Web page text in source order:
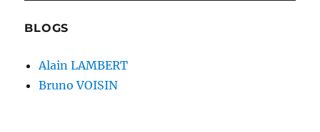
BLOGS
Alain LAMBERT
Bruno VOISIN